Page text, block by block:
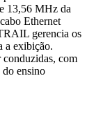
13,56 MHz da
Ethernet
gerencia os
a exibição.
conduzidas, com
do ensino